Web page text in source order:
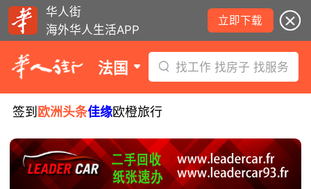
华人街
海外华人生活APP
立即下载
法国 找工作 找房子 找服务
签到 欧洲头条佳缘欧橙旅行